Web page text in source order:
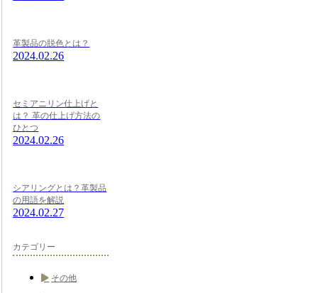
革製品の脱色とは？
2024.02.26
セミアニリン仕上げと
は？ 革の仕上げ方法の
ひとつ
2024.02.26
シアリングとは？革製品
の用語を解説
2024.02.27
カテゴリー
その他